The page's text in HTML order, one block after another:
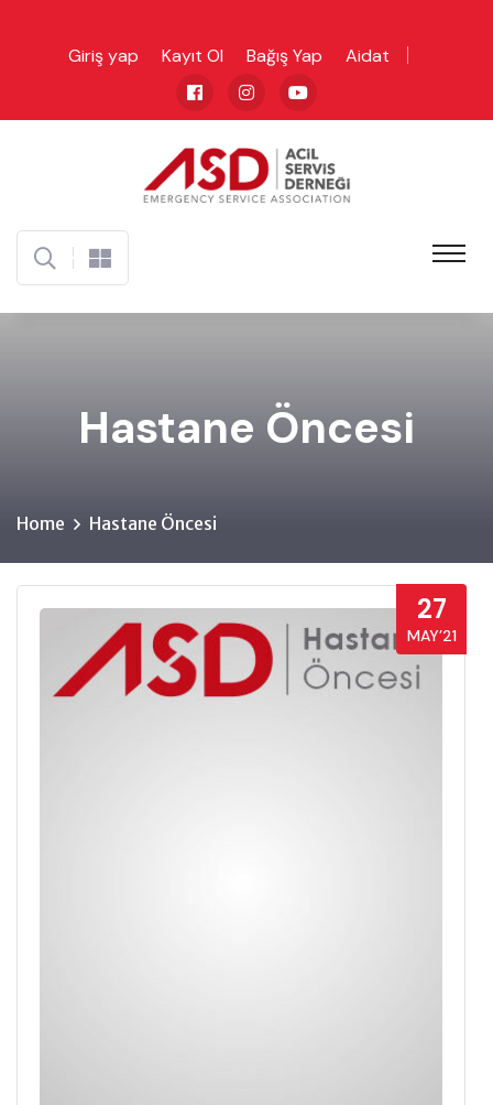
Giriş yap Kayıt Ol Bağış Yap Aidat
Hastane Öncesi
Home Hastane Öncesi
27
MAY’21